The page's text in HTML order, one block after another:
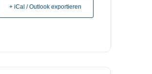
+ iCal / Outlook exportieren